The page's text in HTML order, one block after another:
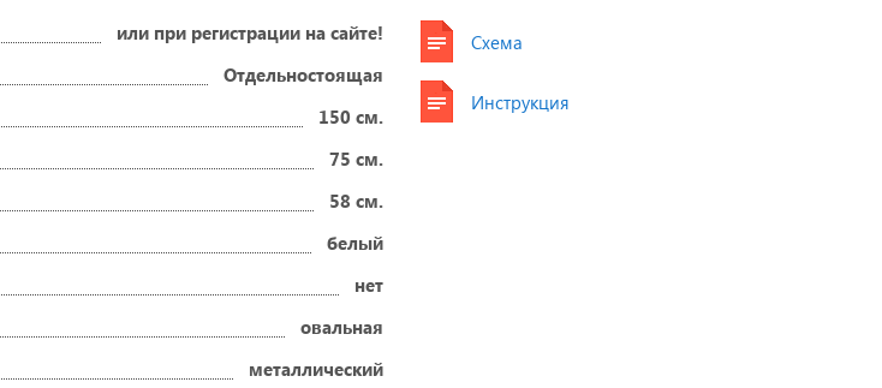
или при регистрации на сайте!
Отдельностоящая
150 см.
75 см.
58 см.
белый
нет
овальная
металлический
Схема
Инструкция